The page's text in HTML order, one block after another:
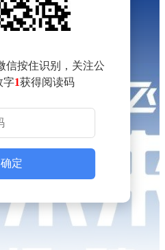
信按住识别，关注公
字1获得阅读码
确定